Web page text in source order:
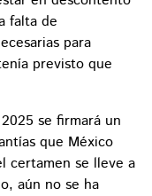
falta de
para
previsto que
se firmará un
que México
certamen se lleve a
aún no se ha